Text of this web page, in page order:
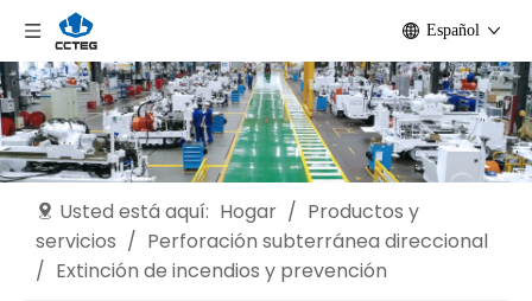
Español
Usted está aquí: Hogar / Productos y
servicios / Perforación subterránea direccional
/ Extinción de incendios y prevención